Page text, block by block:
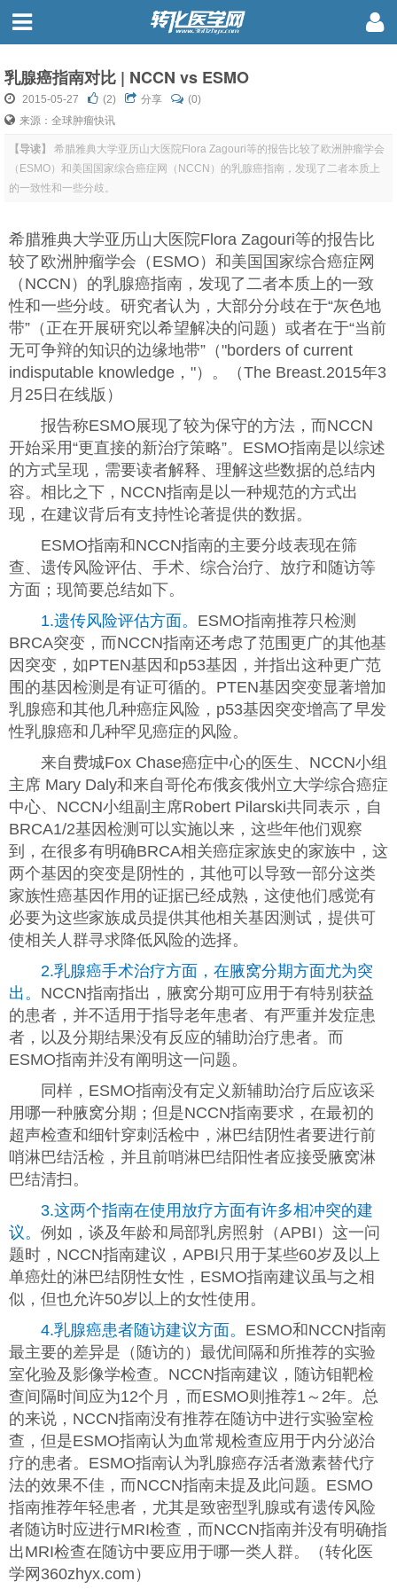
乳腺癌指南对比 | NCCN vs ESMO
2015-05-27 (2) 分享
(0)
来源：全球肿瘤快讯
【导读】
希腊雅典大学亚历山大医院Flora Zagouri等的报告比较了欧洲肿瘤学会
（ESMO）和美国国家综合癌症网（NCCN）的乳腺癌指南，发现了二者本质上
的一致性和一些分歧。
希腊雅典大学亚历山大医院Flora Zagouri等的报告比
较了欧洲肿瘤学会（ESMO）和美国国家综合癌症网
（NCCN）的乳腺癌指南，发现了二者本质上的一致
性和一些分歧。研究者认为，大部分分歧在于“灰色地
带”（正在开展研究以希望解决的问题）或者在于“当前
无可争辩的知识的边缘地带”（"borders of current
indisputable knowledge，"）。（The Breast.2015年3
月25日在线版）
报告称ESMO展现了较为保守的方法，而NCCN
开始采用“更直接的新治疗策略”。ESMO指南是以综述
的方式呈现，需要读者解释、理解这些数据的总结内
容。相比之下，NCCN指南是以一种规范的方式出
现，在建议背后有支持性论著提供的数据。
ESMO指南和NCCN指南的主要分歧表现在筛
查、遗传风险评估、手术、综合治疗、放疗和随访等
方面；现简要总结如下。
1.遗传风险评估方面。 ESMO指南推荐只检测
BRCA突变，而NCCN指南还考虑了范围更广的其他基
因突变，如PTEN基因和p53基因，并指出这种更广范
围的基因检测是有证可循的。PTEN基因突变显著增加
乳腺癌和其他几种癌症风险，p53基因突变增高了早发
性乳腺癌和几种罕见癌症的风险。
来自费城Fox Chase癌症中心的医生、NCCN小组
主席 Mary Daly和来自哥伦布俄亥俄州立大学综合癌症
中心、NCCN小组副主席Robert Pilarski共同表示，自
BRCA1/2基因检测可以实施以来，这些年他们观察
到，在很多有明确BRCA相关癌症家族史的家族中，这
两个基因的突变是阴性的，其他可以导致一部分这类
家族性癌基因作用的证据已经成熟，这使他们感觉有
必要为这些家族成员提供其他相关基因测试，提供可
使相关人群寻求降低风险的选择。
2.乳腺癌手术治疗方面，在腋窝分期方面尤为突
出。 NCCN指南指出，腋窝分期可应用于有特别获益
的患者，并不适用于指导老年患者、有严重并发症患
者，以及分期结果没有反应的辅助治疗患者。而
ESMO指南并没有阐明这一问题。
同样，ESMO指南没有定义新辅助治疗后应该采
用哪一种腋窝分期；但是NCCN指南要求，在最初的
超声检查和细针穿刺活检中，淋巴结阴性者要进行前
哨淋巴结活检，并且前哨淋巴结阳性者应接受腋窝淋
巴结清扫。
3.这两个指南在使用放疗方面有许多相冲突的建
议。 例如，谈及年龄和局部乳房照射（APBI）这一问
题时，NCCN指南建议，APBI只用于某些60岁及以上
单癌灶的淋巴结阴性女性，ESMO指南建议虽与之相
似，但也允许50岁以上的女性使用。
4.乳腺癌患者随访建议方面。 ESMO和NCCN指南
最主要的差异是（随访的）最优间隔和所推荐的实验
室化验及影像学检查。NCCN指南建议，随访钼靶检
查间隔时间应为12个月，而ESMO则推荐1～2年。总
的来说，NCCN指南没有推荐在随访中进行实验室检
查，但是ESMO指南认为血常规检查应用于内分泌治
疗的患者。ESMO指南认为乳腺癌存活者激素替代疗
法的效果不佳，而NCCN指南未提及此问题。ESMO
指南推荐年轻患者，尤其是致密型乳腺或有遗传风险
者随访时应进行MRI检查，而NCCN指南并没有明确指
出MRI检查在随访中要应用于哪一类人群。（转化医
学网360zhyx.com）